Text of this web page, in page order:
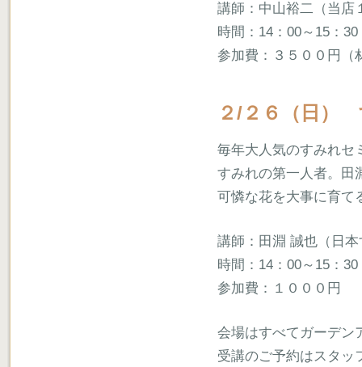
講師：中山裕二（当店
時間：14：00～15：30
参加費：３５００円（
２/２６（日）
毎年大人気のすみれセ
すみれの第一人者。田
可憐な花を大事に育て
講師：田淵 誠也（日
時間：14：00～15：30
参加費：１０００円
会場はすべてガーデン
受講のご予約はスタ